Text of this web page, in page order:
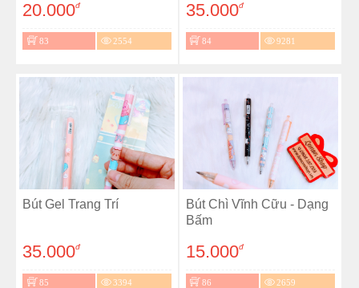
20.000đ
83 2554
35.000đ
84 9281
Bút Gel Trang Trí
35.000đ
85 3394
Bút Chì Vĩnh Cữu - Dạng
Bấm
15.000đ
86 2659